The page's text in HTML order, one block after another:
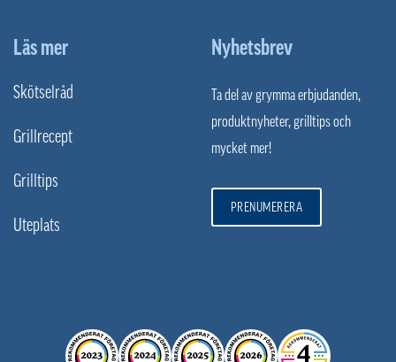
Läs mer
Skötselråd
Grillrecept
Grilltips
Uteplats
Nyhetsbrev
Ta del av grymma erbjudanden,
produktnyheter, grilltips och
mycket mer!
PRENUMERERA